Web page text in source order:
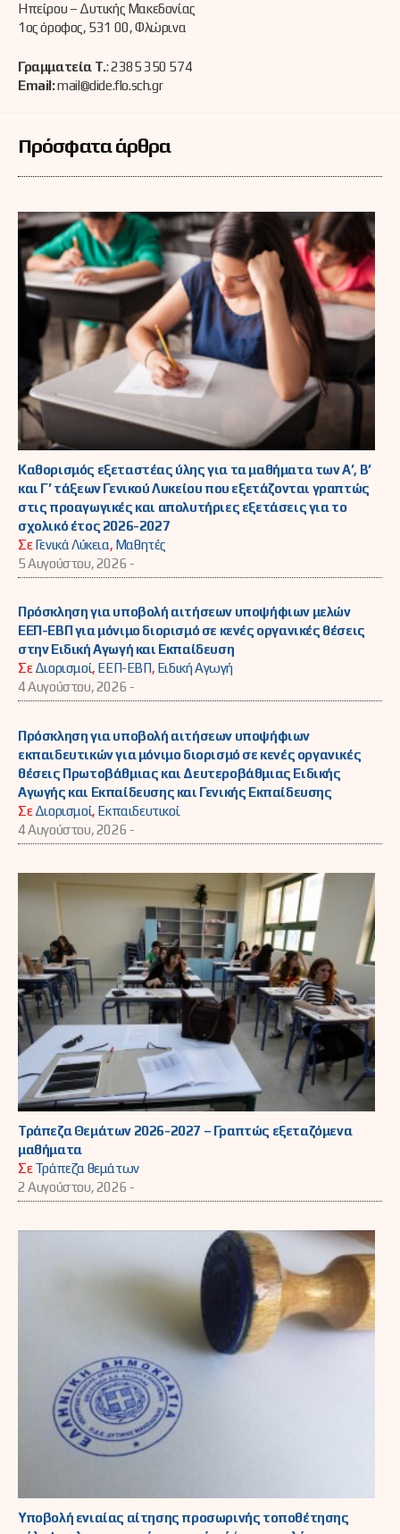
Ηπείρου – Δυτικής Μακεδονίας
1ος όροφος, 531 00, Φλώρινα
Γραμματεία Τ.: 2385 350 574
Email:mail@dide.flo.sch.gr
Πρόσφατα άρθρα
Καθορισμός εξεταστέας ύλης για τα μαθήματα των Α’, Β’
και Γ’ τάξεων Γενικού Λυκείου που εξετάζονται γραπτώς
στις προαγωγικές και απολυτήριες εξετάσεις για το
σχολικό έτος 2026-2027
ΣεΓενικά Λύκεια, Μαθητές
5 Αυγούστου, 2026 -
Πρόσκληση για υποβολή αιτήσεων υποψήφιων μελών
ΕΕΠ-ΕΒΠ για μόνιμο διορισμό σε κενές οργανικές θέσεις
στην Ειδική Αγωγή και Εκπαίδευση
ΣεΔιορισμοί, ΕΕΠ-ΕΒΠ, Ειδική Αγωγή
4 Αυγούστου, 2026 -
Πρόσκληση για υποβολή αιτήσεων υποψήφιων
εκπαιδευτικών για μόνιμο διορισμό σε κενές οργανικές
θέσεις Πρωτοβάθμιας και Δευτεροβάθμιας Ειδικής
Αγωγής και Εκπαίδευσης και Γενικής Εκπαίδευσης
ΣεΔιορισμοί, Εκπαιδευτικοί
4 Αυγούστου, 2026 -
Τράπεζα Θεμάτων 2026-2027 – Γραπτώς εξεταζόμενα
μαθήματα
ΣεΤράπεζα θεμάτων
2 Αυγούστου, 2026 -
Υποβολή ενιαίας αίτησης προσωρινής τοποθέτησης